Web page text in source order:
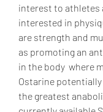
interest to athletes
interested in
are strength and
as promoting an
in the body  where
Ostarine
the greatest